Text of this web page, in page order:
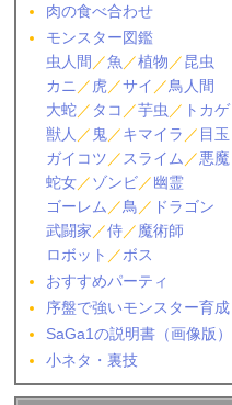
肉の食べ合わせ
モンスター図鑑
虫人間 ／魚 ／植物 ／昆虫
カニ ／ 虎 ／サイ ／鳥人間
大蛇／ タコ ／芋虫 ／ トカゲ
獣人 ／ 鬼／キマイラ ／ 目玉
ガイコツ ／ スライム ／悪魔
蛇女／ゾンビ／幽霊
ゴーレム ／鳥 ／ ドラゴン
武闘家 ／侍／魔術師
ロボット ／ボス
おすすめパーティ
序盤で強いモンスター育成
SaGa1の説明書（画像版）
小ネタ・裏技